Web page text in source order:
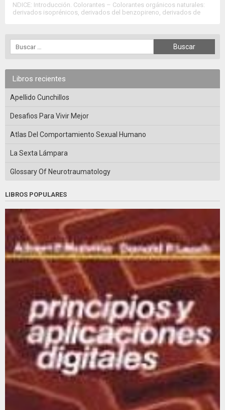
NDICE: Introducción. Colorantes – Colorantes orgánicos naturales:
derivados isoprénicos, derivados del benzopireno, derivados de
de reducción. Colorantes inorgánicos. Conservantes: orgánicos,
inorgánicos. Antibióticos. Bibliografía
Libros recientes
Apellido Cunchillos
Desafios Para Vivir Mejor
Atlas Del Comportamiento Sexual Humano
La Sexta Lámpara
Glossary Of Neurotraumatology
LIBROS POPULARES